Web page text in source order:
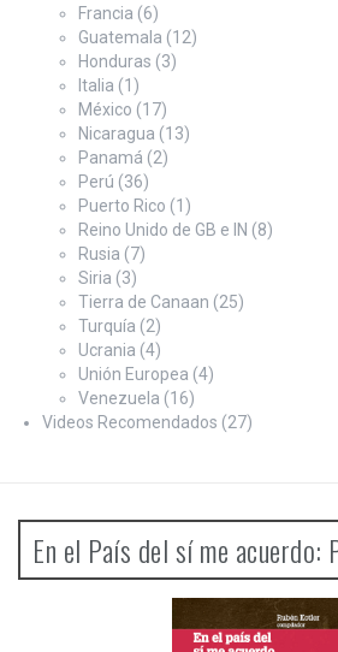
Francia (6)
Guatemala (12)
Honduras (3)
Italia (1)
México (17)
Nicaragua (13)
Panamá (2)
Perú (36)
Puerto Rico (1)
Reino Unido de GB e IN (8)
Rusia (7)
Siria (3)
Tierra de Canaan (25)
Turquía (2)
Ucrania (4)
Unión Europea (4)
Venezuela (16)
Videos Recomendados (27)
En el País del sí me acuerdo: